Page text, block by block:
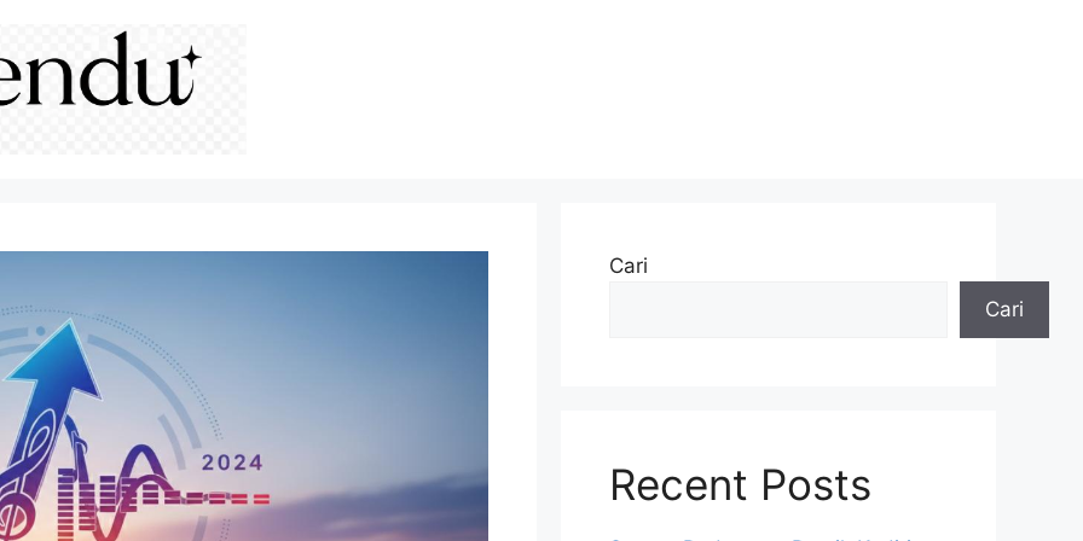
Cari
Cari
Recent Posts